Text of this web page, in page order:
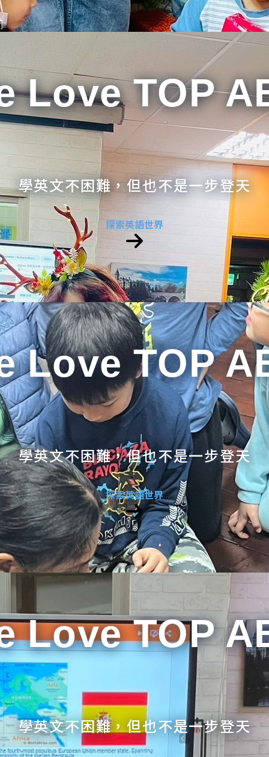
Love TOP
學英文不困難，但也不是一步登天
探索英語世界
Love TOP
學英文不困難，但也不是一步登天
探索英語世界
Love TOP
學英文不困難，但也不是一步登天